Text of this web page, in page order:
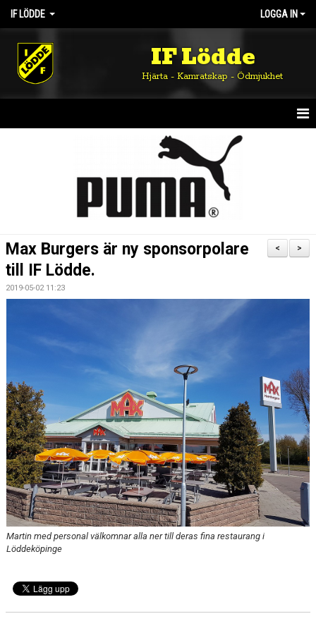
IF LÖDDE LOGGA IN
IF Lödde
Hjärta - Kamratskap - Ödmjukhet
MATCHER
DOKUMENT
>
<
Max Burgers är ny sponsorpolare
till IF Lödde.
2019-05-02 11:23
Martin med personal välkomnar alla ner till deras fina restaurang i
Löddeköpinge